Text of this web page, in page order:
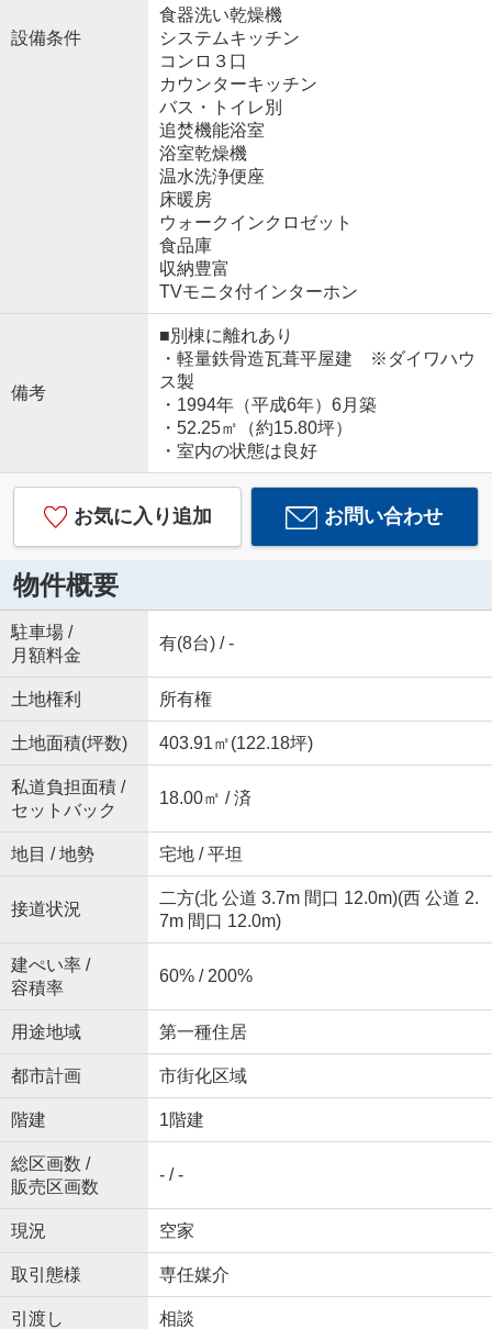
設備条件
食器洗い乾燥機
システムキッチン
コンロ３口
カウンターキッチン
バス・トイレ別
追焚機能浴室
浴室乾燥機
温水洗浄便座
床暖房
ウォークインクロゼット
食品庫
収納豊富
TVモニタ付インターホン
備考
■別棟に離れあり
・軽量鉄骨造瓦葺平屋建 ※ダイワハウ
ス製
・1994年（平成6年）6月築
・52.25㎡（約15.80坪）
・室内の状態は良好
お気に入り追加 お問い合わせ
物件概要
駐車場 /
月額料金
有(8台) / -
土地権利 所有権
土地面積(坪数) 403.91㎡(122.18坪)
私道負担面積 /
セットバック
18.00㎡ / 済
地目 / 地勢 宅地 / 平坦
接道状況
二方(北 公道 3.7m 間口 12.0m)(西 公道 2.
7m 間口 12.0m)
建ぺい率 /
容積率
60% / 200%
用途地域 第一種住居
都市計画 市街化区域
階建 1階建
総区画数 /
販売区画数
- / -
現況 空家
取引態様 専任媒介
引渡し 相談